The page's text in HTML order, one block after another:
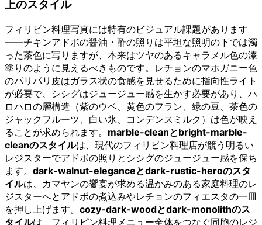
上のスタイル
フィリピン料理写真には特有のビジュアル課題があります
——チキンアドボの醤油・酢の照りは平坦な照明の下では濁
った茶色に写りますが、本来はツヤのあるキャラメル色の漆
塗りのように見えるべきものです。レチョンのマホガニー色
のパリパリ皮はガラス状の食感を見せるために指向性ライト
が必要で、シシグはジュージュー感を生かす必要があり、ハ
ロハロの層構造（紫のウベ、黄色のフラン、緑の豆、茶色の
ジャックフルーツ、白い氷、コンデンスミルク）は色が映え
ることが求められます。 marble-cleanとbright-marble-
cleanのスタイルは、現代のフィリピン料理店が競う明るい
レジスターでアドボの照りとシシグのジュージュー感を保ち
ます。 dark-walnut-eleganceとdark-rustic-heroのスタ
イルは、カマヤンの饗宴が求める温かみのある家庭料理のレ
ジスターへとアドボの煮込みやレチョンのフィエスタの一皿
を押し上げます。 cozy-dark-woodとdark-monolithのス
タイルは、フィリピン料理メニュー全体をつなぐ同胞のレジ